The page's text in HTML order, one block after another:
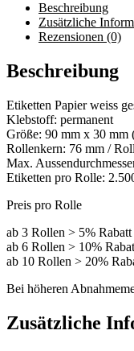
Beschreibung
Zusätzliche
Rezensionen (0)
Beschreibung
Etiketten Papier weiss
Klebstoff: permanent
Größe: 90 mm x 30 mm
Rollenkern: 76 mm /
Max.
Etiketten pro Rolle:
Preis pro Rolle
ab 3 Rollen > 5% Rabatt
ab 6 Rollen > 10%
ab 10 Rollen > 20%
Bei höheren
Zusätzliche